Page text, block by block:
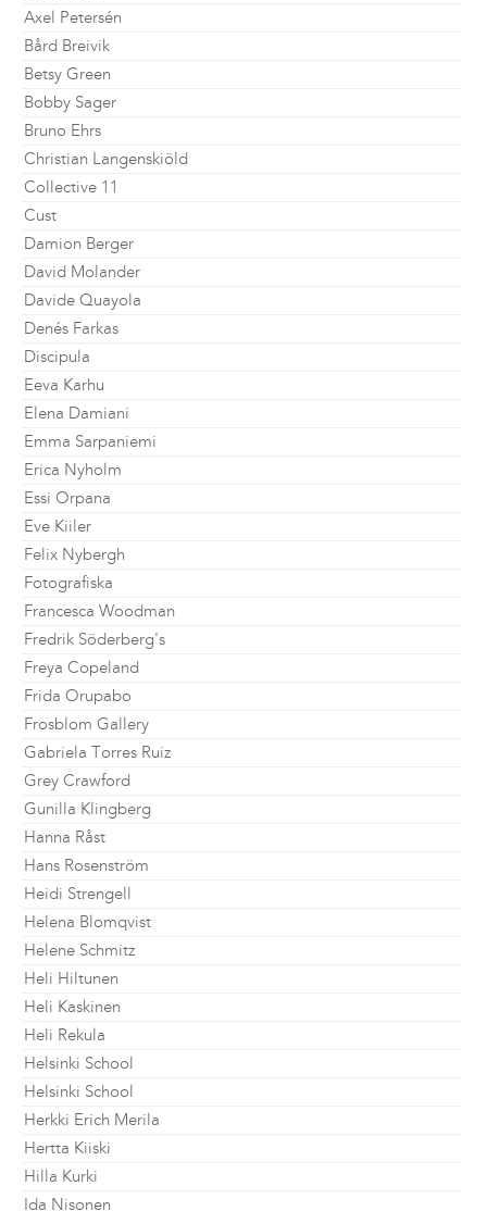
Axel Petersén
Bård Breivik
Betsy Green
Bobby Sager
Bruno Ehrs
Christian Langenskiöld
Collective 11
Cust
Damion Berger
David Molander
Davide Quayola
Denés Farkas
Discipula
Eeva Karhu
Elena Damiani
Emma Sarpaniemi
Erica Nyholm
Essi Orpana
Eve Kiiler
Felix Nybergh
Fotografiska
Francesca Woodman
Fredrik Söderberg's
Freya Copeland
Frida Orupabo
Frosblom Gallery
Gabriela Torres Ruiz
Grey Crawford
Gunilla Klingberg
Hanna Råst
Hans Rosenström
Heidi Strengell
Helena Blomqvist
Helene Schmitz
Heli Hiltunen
Heli Kaskinen
Heli Rekula
Helsinki School
Helsinki School
Herkki Erich Merila
Hertta Kiiski
Hilla Kurki
Ida Nisonen